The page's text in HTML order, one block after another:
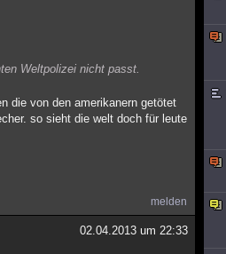
Weltpolizei nicht passt.
die von den amerikanern getötet
so sieht die welt doch für leute
melden
02.04.2013 um 22:33